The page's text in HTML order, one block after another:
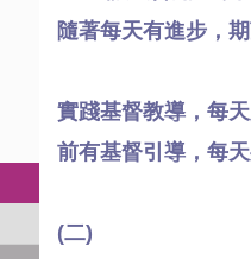
隨著每天有進步，
實踐基督教導，每
前有基督引導，每
(二)